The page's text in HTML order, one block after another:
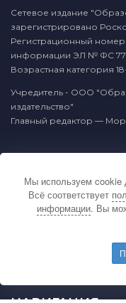
По вопросам связанным
материалов на сайте
подтверждающих
электронную почту
+7
Сетевое издание
зарегистрировано
Регистрационный номер
информации ЭЛ № ФС 77-
Возрастная категория
Учредитель - ООО
издательство"
Главный редактор —
Мы используем cookie
Всё соответствует
информации. Вы